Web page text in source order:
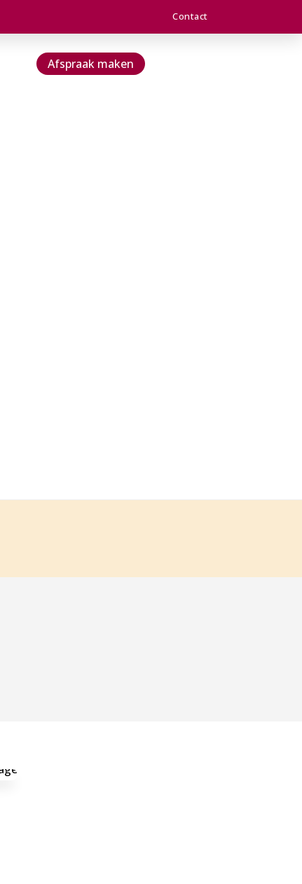
Contact
Afspraak maken